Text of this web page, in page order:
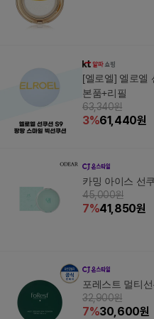
[엘로엘] 엘로엘
본품+리필
63,340원
3%61,440원
카밍 아이스 선
45,000원
7%41,850원
포레스트 멀티
32,900원
7%30,600원